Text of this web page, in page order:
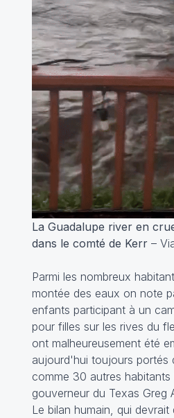
La Guadalupe river en
dans le comté de Kerr –
Parmi les nombreux
montée des eaux on note
enfants participant à un
pour filles sur les rives du
ont malheureusement été
aujourd'hui toujours portés
comme 30 autres
gouverneur du Texas Greg
Le bilan humain, qui